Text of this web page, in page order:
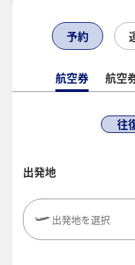
予約
航空券 航空
往
出発地
出発地を選択